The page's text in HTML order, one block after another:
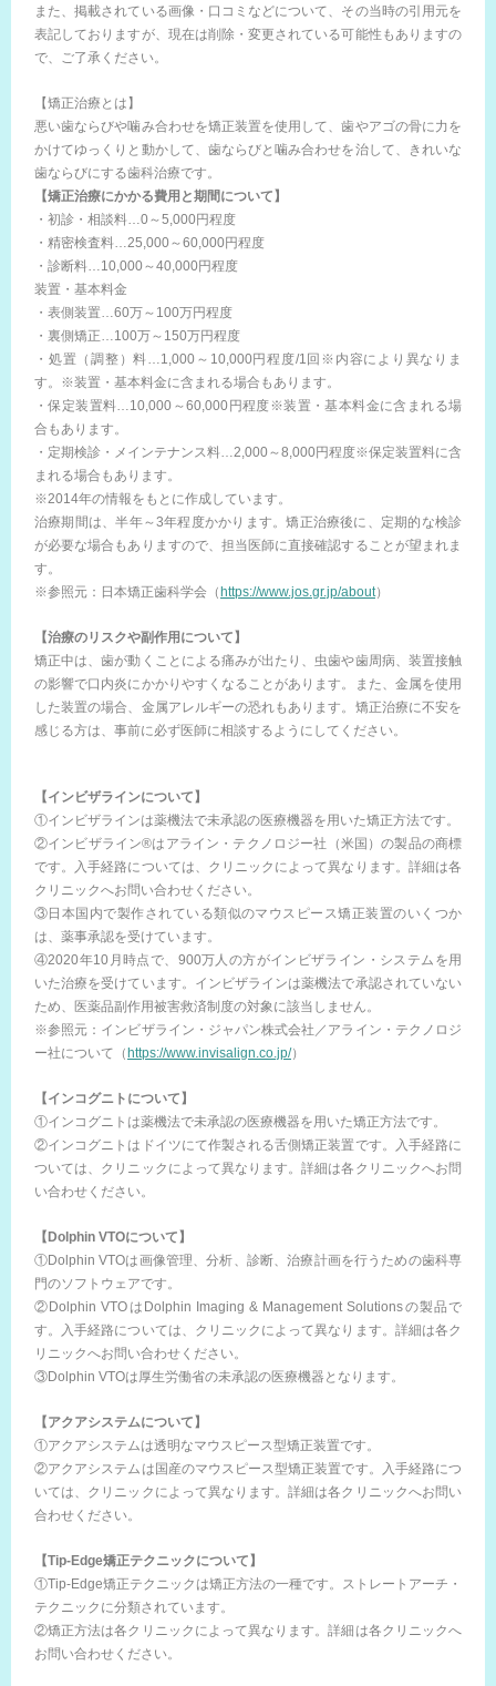
また、掲載されている画像・口コミなどについて、その当時の引用元を
表記しておりますが、現在は削除・変更されている可能性もありますの
で、ご了承ください。
【矯正治療とは】
悪い歯ならびや噛み合わせを矯正装置を使用して、歯やアゴの骨に力を
かけてゆっくりと動かして、歯ならびと噛み合わせを治して、きれいな
歯ならびにする歯科治療です。
【矯正治療にかかる費用と期間について】
・初診・相談料…0～5,000円程度
・精密検査料…25,000～60,000円程度
・診断料…10,000～40,000円程度
装置・基本料金
・表側装置…60万～100万円程度
・裏側矯正…100万～150万円程度
・処置（調整）料…1,000～10,000円程度/1回※内容により異なりま
す。※装置・基本料金に含まれる場合もあります。
・保定装置料…10,000～60,000円程度※装置・基本料金に含まれる場
合もあります。
・定期検診・メインテナンス料…2,000～8,000円程度※保定装置料に含
まれる場合もあります。
※2014年の情報をもとに作成しています。
治療期間は、半年～3年程度かかります。矯正治療後に、定期的な検診
が必要な場合もありますので、担当医師に直接確認することが望まれま
す。
※参照元：日本矯正歯科学会（ https://www.jos.gr.jp/about）
【治療のリスクや副作用について】
矯正中は、歯が動くことによる痛みが出たり、虫歯や歯周病、装置接触
の影響で口内炎にかかりやすくなることがあります。また、金属を使用
した装置の場合、金属アレルギーの恐れもあります。矯正治療に不安を
感じる方は、事前に必ず医師に相談するようにしてください。
【インビザラインについて】
①インビザラインは薬機法で未承認の医療機器を用いた矯正方法です。
②インビザライン®はアライン・テクノロジー社（米国）の製品の商標
です。入手経路については、クリニックによって異なります。詳細は各
クリニックへお問い合わせください。
③日本国内で製作されている類似のマウスピース矯正装置のいくつか
は、薬事承認を受けています。
④2020年10月時点で、900万人の方がインビザライン・システムを用
いた治療を受けています。インビザラインは薬機法で承認されていない
ため、医薬品副作用被害救済制度の対象に該当しません。
※参照元：インビザライン・ジャパン株式会社／アライン・テクノロジ
ー社について（ https://www.invisalign.co.jp/）
【インコグニトについて】
①インコグニトは薬機法で未承認の医療機器を用いた矯正方法です。
②インコグニトはドイツにて作製される舌側矯正装置です。入手経路に
ついては、クリニックによって異なります。詳細は各クリニックへお問
い合わせください。
【Dolphin VTOについて】
①Dolphin VTOは画像管理、分析、診断、治療計画を行うための歯科専
門のソフトウェアです。
②Dolphin VTOはDolphin Imaging & Management Solutionsの製品で
す。入手経路については、クリニックによって異なります。詳細は各ク
リニックへお問い合わせください。
③Dolphin VTOは厚生労働省の未承認の医療機器となります。
【アクアシステムについて】
①アクアシステムは透明なマウスピース型矯正装置です。
②アクアシステムは国産のマウスピース型矯正装置です。入手経路につ
いては、クリニックによって異なります。詳細は各クリニックへお問い
合わせください。
【Tip-Edge矯正テクニックについて】
①Tip-Edge矯正テクニックは矯正方法の一種です。ストレートアーチ・
テクニックに分類されています。
②矯正方法は各クリニックによって異なります。詳細は各クリニックへ
お問い合わせください。